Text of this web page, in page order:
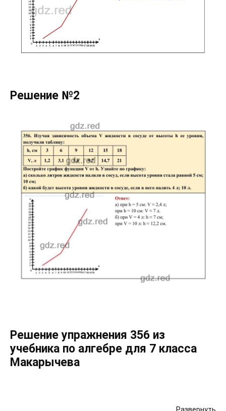
Решение №2
Решение упражнения 356 из
учебника по алгебре для 7 класса
Макарычева